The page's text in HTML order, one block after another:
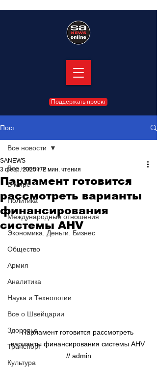
Поддержать проект
Пост
Все новости
В мире
Политика
Международные отношения
Экономика. Деньги. Бизнес
Общество
Армия
Аналитика
Наука и Технологии
Все о Швейцарии
Здоровье
Транспорт
Культура
Все новости
Парламент готовится
рассмотреть варианты
финансирования
системы AHV
SANEWS
3 февр. 2025 г. 2 мин. чтения
Парламент готовится рассмотреть
варианты финансирования системы AHV
// admin